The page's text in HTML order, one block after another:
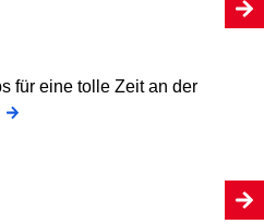
für eine tolle Zeit an der